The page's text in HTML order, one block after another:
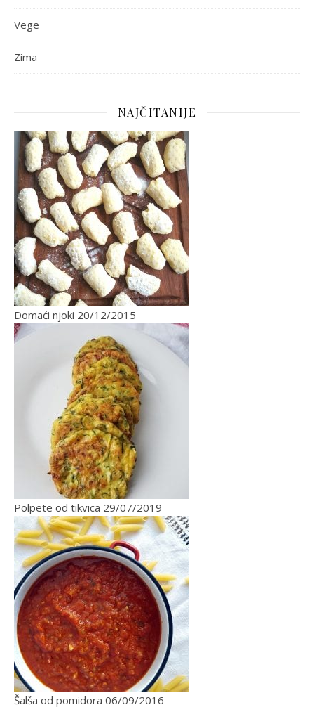
Vege
Zima
NAJČITANIJE
Domaći njoki 20/12/2015
Polpete od tikvica 29/07/2019
Šalša od pomidora 06/09/2016